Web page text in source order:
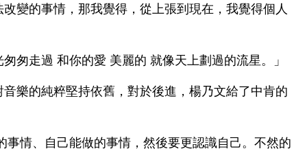
變的事情，那我覺得，從上張到現在，我覺得個人
匆走過 和你的愛 美麗的 就像天上劃過的流星。」
樂的純粹堅持依舊，對於後進，楊乃文給了中肯的
事情、自己能做的事情，然後要更認識自己。不然的